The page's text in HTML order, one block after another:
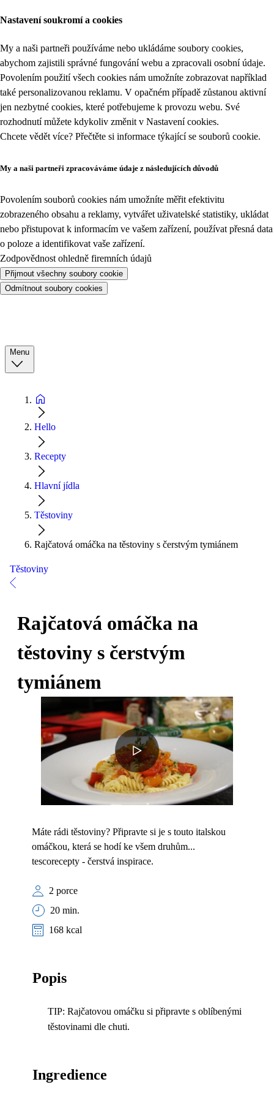
Nastavení soukromí a cookies
My a naši partneři používáme nebo ukládáme soubory cookies,
abychom zajistili správné fungování webu a zpracovali osobní údaje.
Povolením použití všech cookies nám umožníte zobrazovat například
také personalizovanou reklamu. V opačném případě zůstanou aktivní
jen nezbytné cookies, které potřebujeme k provozu webu. Své
rozhodnutí můžete kdykoliv změnit v Nastavení cookies.
Chcete vědět více? Přečtěte si informace týkající se souborů cookie.
My a naši partneři zpracováváme údaje z následujících důvodů
Povolením souborů cookies nám umožníte měřit efektivitu
zobrazeného obsahu a reklamy, vytvářet uživatelské statistiky, ukládat
nebo přistupovat k informacím ve vašem zařízení, používat přesná data
o poloze a identifikovat vaše zařízení.
Zodpovědnost ohledně firemních údajů
Přijmout všechny soubory cookie
Odmítnout soubory cookies
Menu
Hello
Recepty
Hlavní jídla
Těstoviny
Rajčatová omáčka na těstoviny s čerstvým tymiánem
Těstoviny
Rajčatová omáčka na
těstoviny s čerstvým
tymiánem
Máte rádi těstoviny? Připravte si je s touto italskou
omáčkou, která se hodí ke všem druhům...
tescorecepty - čerstvá inspirace.
2 porce
20 min.
168 kcal
Popis
TIP: Rajčatovou omáčku si připravte s oblíbenými
těstovinami dle chuti.
Ingredience